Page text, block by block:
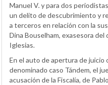
Manuel V. y para dos
un delito de descubrimiento y
a terceros en relación con la
Dina Bouselham, exasesora
Iglesias.
En el auto de apertura de juicio
denominado caso Tándem, el
acusación de la Fiscalía, de